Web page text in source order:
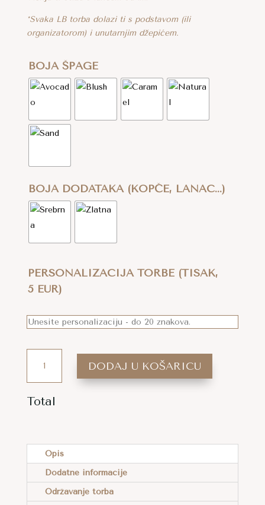
*Svaka LB torba dolazi ti s podstavom (ili
organizatorom) i unutarnjim džepićem.
BOJA ŠPAGE
BOJA DODATAKA (KOPČE, LANAC...)
PERSONALIZACIJA TORBE (TISAK,
5 EUR)
HEKLANA
TORBA
AVOCADO
BOJA
KOLIČINA
DODAJ U KOŠARICU
Total
T
E
R
Opis
Dodatne informacije
Održavanje torba